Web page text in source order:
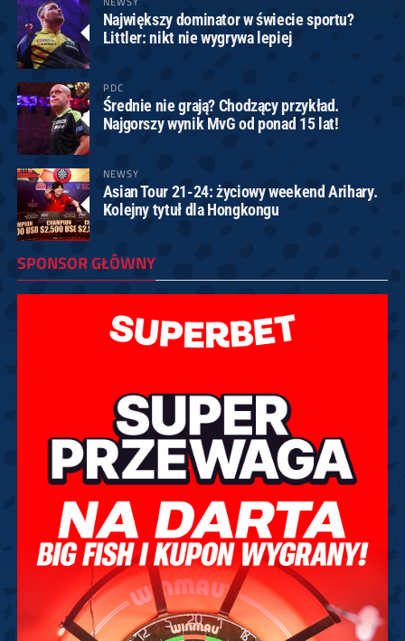
Największy dominator w świecie sportu?
Littler: nikt nie wygrywa lepiej
PDC
Średnie nie grają? Chodzący przykład.
Najgorszy wynik MvG od ponad 15 lat!
NEWSY
Asian Tour 21-24: życiowy weekend Arihary.
Kolejny tytuł dla Hongkongu
SPONSOR GŁÓWNY